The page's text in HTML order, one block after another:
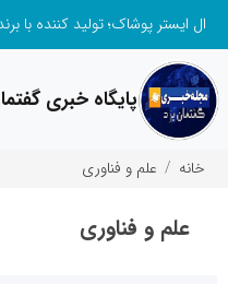
ال ایستر پوشاک؛ تولید کننده با
پایگاه خبری
خانه علم و فناوری
علم و فناوری